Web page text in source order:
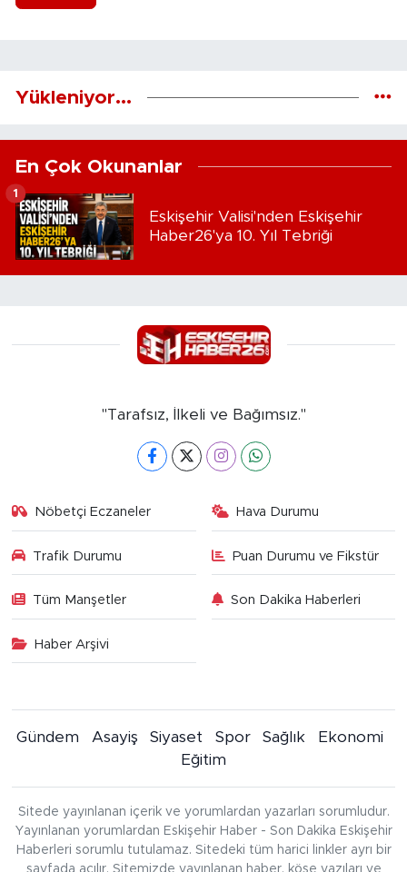
Yükleniyor...
En Çok Okunanlar
Eskişehir Valisi'nden Eskişehir
Haber26'ya 10. Yıl Tebriği
1
"Tarafsız, İlkeli ve Bağımsız."
Nöbetçi Eczaneler Hava Durumu
Trafik Durumu Puan Durumu ve Fikstür
Tüm Manşetler Son Dakika Haberleri
Haber Arşivi
Gündem Asayiş Siyaset Spor Sağlık
Ekonomi
Eğitim
Sitede yayınlanan içerik ve yorumlardan yazarları sorumludur.
Yayınlanan yorumlardan Eskişehir Haber - Son Dakika Eskişehir
Haberleri sorumlu tutulamaz. Sitedeki tüm harici linkler ayrı bir
sayfada açılır. Sitemizde yayınlanan haber, köşe yazıları ve